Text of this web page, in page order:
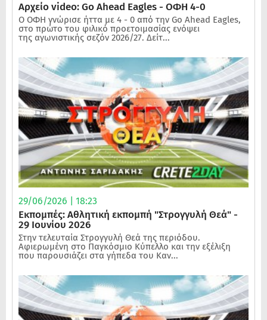
Αρχείο video: Go Ahead Eagles - ΟΦΗ 4-0
Ο ΟΦΗ γνώρισε ήττα με 4 - 0 από την Go Ahead Eagles,
στο πρώτο του φιλικό προετοιμασίας ενόψει
της αγωνιστικής σεζόν 2026/27. Δείτ...
29/06/2026 | 18:23
Εκπομπές: Αθλητική εκπομπή "Στρογγυλή Θεά" -
29 Ιουνίου 2026
Στην τελευταία Στρογγυλή Θεά της περιόδου.
Αφιερωμένη στο Παγκόσμιο Κύπελλο και την εξέλιξη
που παρουσιάζει στα γήπεδα του Καν...